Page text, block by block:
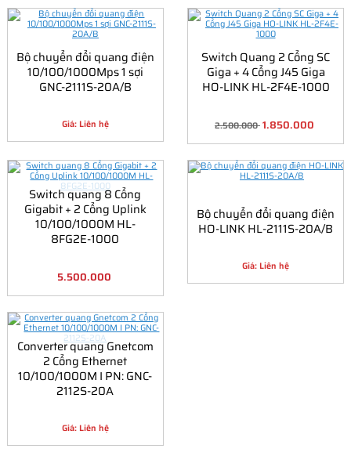
Bộ chuyển đổi quang điện
10/100/1000Mps 1 sợi
GNC-2111S-20A/B
Giá: Liên hệ
Switch Quang 2 Cổng SC
Giga + 4 Cổng J45 Giga
HO-LINK HL-2F4E-1000
2.500.0001.850.000
Switch quang 8 Cổng
Gigabit + 2 Cổng Uplink
10/100/1000M HL-
8FG2E-1000
5.500.000
Bộ chuyển đổi quang điện
HO-LINK HL-2111S-20A/B
Giá: Liên hệ
Converter quang Gnetcom
2 Cổng Ethernet
10/100/1000M I PN: GNC-
2112S-20A
Giá: Liên hệ